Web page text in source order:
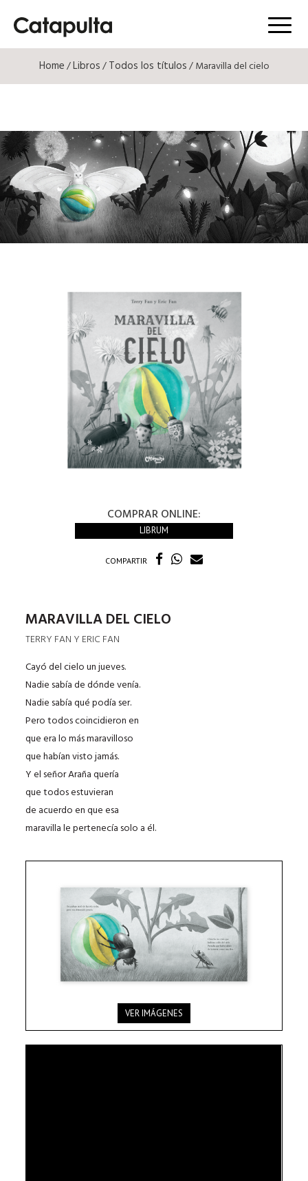
Menú
Home/Libros/Todos los títulos/ Maravilla del cielo
COMPRAR ONLINE:
LIBRUM
COMPARTIR
MARAVILLA DEL CIELO
TERRY FAN Y ERIC FAN
Cayó del cielo un jueves.
Nadie sabía de dónde venía.
Nadie sabía qué podía ser.
Pero todos coincidieron en
que era lo más maravilloso
que habían visto jamás.
Y el señor Araña quería
que todos estuvieran
de acuerdo en que esa
maravilla le pertenecía solo a él.
VER IMÁGENES